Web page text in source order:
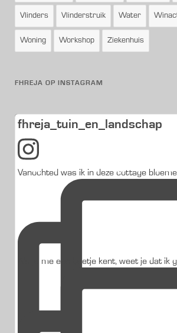
Vlinders Vlinderstruik Water
Woning Workshop Ziekenhuis
FHREJA OP INSTAGRAM
fhreja_tuin_en_landschap
Vanochted was ik in deze cottage
Als je me een beetje kent, weet je dat ik